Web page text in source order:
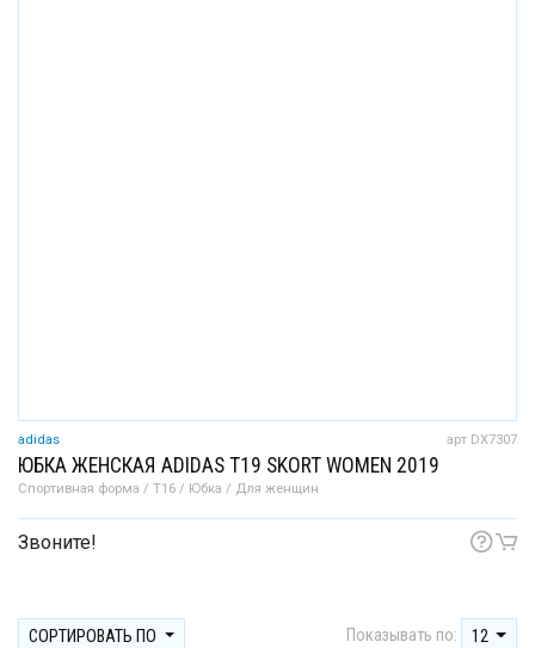
adidas арт DX7307
ЮБКА ЖЕНСКАЯ ADIDAS T19 SKORT WOMEN 2019
Спортивная форма / T16 / Юбка / Для женщин
Звоните!
СОРТИРОВАТЬ ПО Показывать по: 12